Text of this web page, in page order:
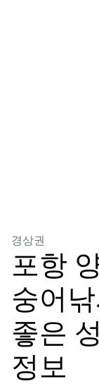
경상권
포항
숭어
좋은
정보